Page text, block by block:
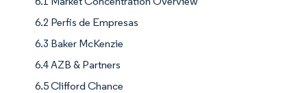
6.2 Perfis de Empresas
6.3 Baker McKenzie
6.4 AZB & Partners
6.5 Clifford Chance